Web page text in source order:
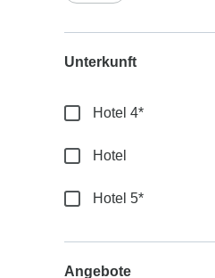
Unterkunft
Hotel 4*
Hotel
Hotel 5*
Angebote